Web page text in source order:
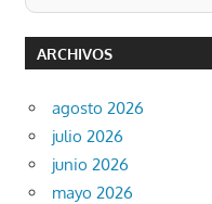
ARCHIVOS
agosto 2026
julio 2026
junio 2026
mayo 2026